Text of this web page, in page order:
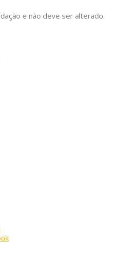
e não deve ser alterado.